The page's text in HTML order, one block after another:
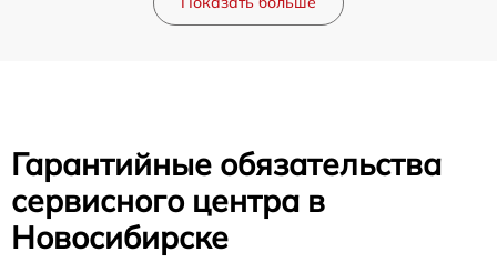
Гарантийные обязательства
сервисного центра в
Новосибирске